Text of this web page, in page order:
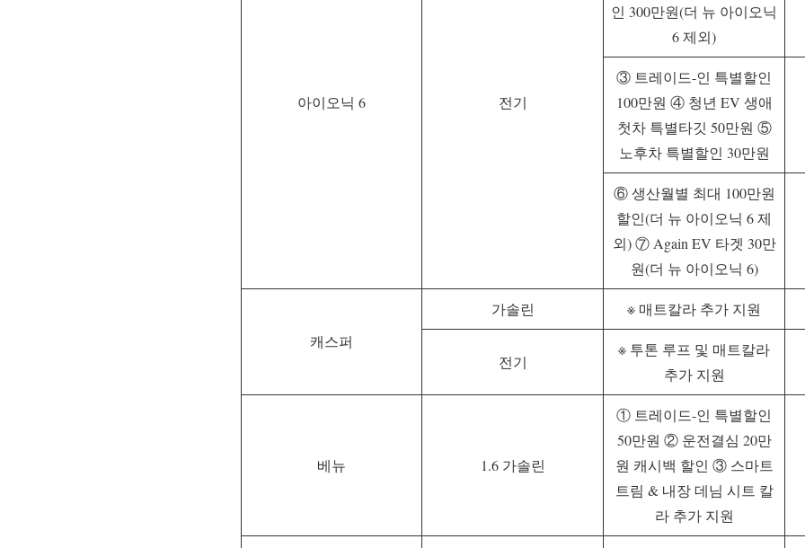
아이오닉 6 전기
인 300만원(더 뉴 아이오닉
6 제외)
③ 트레이드-인 특별할인
100만원 ④ 청년 EV 생애
첫차 특별타깃 50만원 ⑤
노후차 특별할인 30만원
⑥ 생산월별 최대 100만원
할인(더 뉴 아이오닉 6 제
외) ⑦ Again EV 타겟 30만
원(더 뉴 아이오닉 6)
캐스퍼
가솔린 ※ 매트칼라 추가 지원
전기
※ 투톤 루프 및 매트칼라
추가 지원
베뉴 1.6 가솔린
① 트레이드-인 특별할인
50만원 ② 운전결심 20만
원 캐시백 할인 ③ 스마트
트림 & 내장 데님 시트 칼
라 추가 지원